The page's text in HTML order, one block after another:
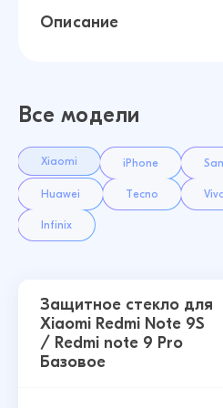
Описание
Все модели
Xiaomi iPhone
Huawei Tecno
Infinix
Защитное стекло для
Xiaomi Redmi Note 9S
/ Redmi note 9 Pro
Базовое